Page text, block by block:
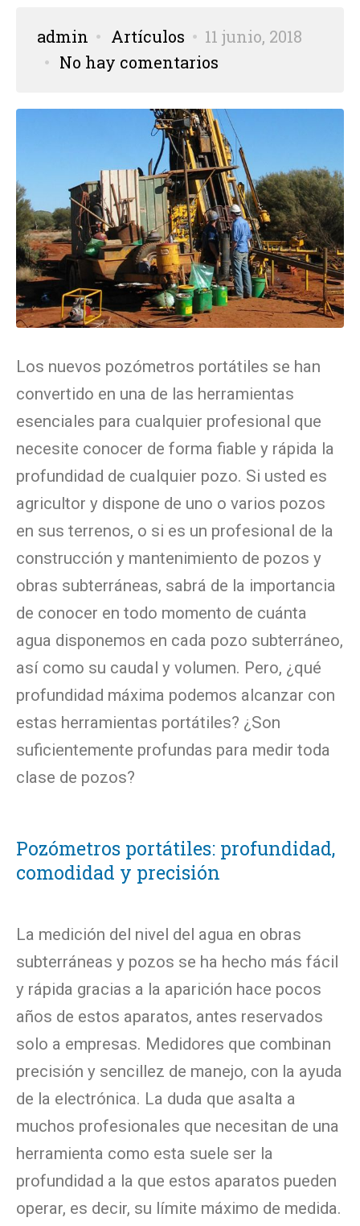
admin Artículos
11 junio, 2018
No hay comentarios
Los nuevos pozómetros portátiles se han
convertido en una de las herramientas
esenciales para cualquier profesional que
necesite conocer de forma fiable y rápida la
profundidad de cualquier pozo. Si usted es
agricultor y dispone de uno o varios pozos
en sus terrenos, o si es un profesional de la
construcción y mantenimiento de pozos y
obras subterráneas, sabrá de la importancia
de conocer en todo momento de cuánta
agua disponemos en cada pozo subterráneo,
así como su caudal y volumen. Pero, ¿qué
profundidad máxima podemos alcanzar con
estas herramientas portátiles? ¿Son
suficientemente profundas para medir toda
clase de pozos?
Pozómetros portátiles: profundidad,
comodidad y precisión
La medición del nivel del agua en obras
subterráneas y pozos se ha hecho más fácil
y rápida gracias a la aparición hace pocos
años de estos aparatos, antes reservados
solo a empresas. Medidores que combinan
precisión y sencillez de manejo, con la ayuda
de la electrónica. La duda que asalta a
muchos profesionales que necesitan de una
herramienta como esta suele ser la
profundidad a la que estos aparatos pueden
operar, es decir, su límite máximo de medida.